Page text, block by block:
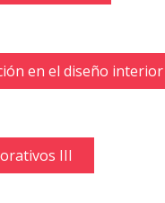
en el diseño interior
III